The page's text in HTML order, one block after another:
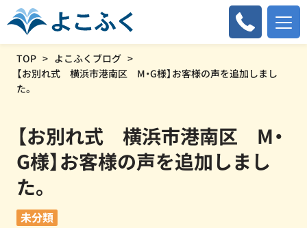
TOP
よこふくブログ
【お別れ式 横浜市港南区 M・G様】お客様の声を追加しまし
た。
【お別れ式 横浜市港南区 M・
G様】お客様の声を追加しまし
た。
未分類